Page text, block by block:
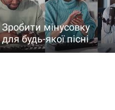
Зробити мінусовку
для будь-якої пісні